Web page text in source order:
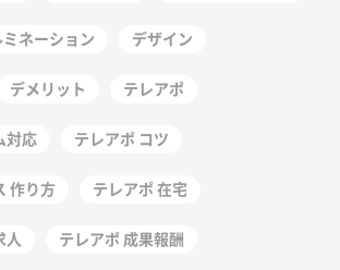
ネーション デザイン
デメリット テレアポ
対応 テレアポ コツ
作り方 テレアポ 在宅
人 テレアポ 成果報酬